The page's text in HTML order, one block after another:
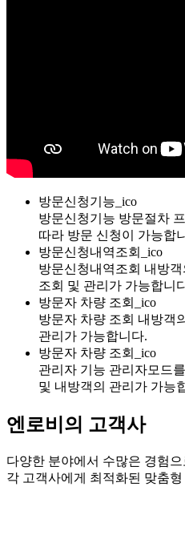
방문신청기능_ico
방문신청기능 방문절차
따라 방문 신청이 가능합
방문신청내역조회_ico
방문신청내역조회 내방
조회 및 관리가 가능합니
방문자 차량 조회_ico
방문자 차량 조회 내방객
관리가 가능합니다.
방문자 차량 조회_ico
관리자 기능 관리자모드
및 내방객의 관리가 가능
엔로비의 고객사
다양한 분야에서 수많은 경험
각 고객사에게 최적화된 맞춤